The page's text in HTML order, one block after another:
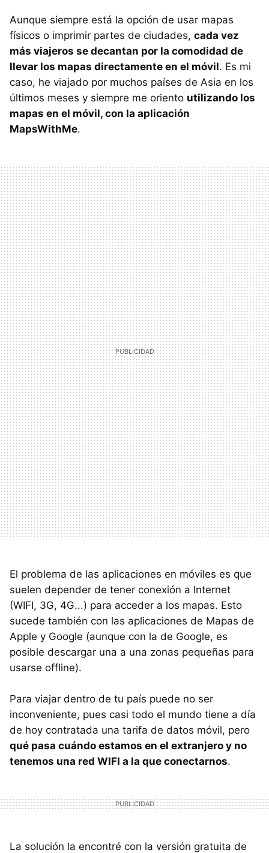
Aunque siempre está la opción de usar mapas
físicos o imprimir partes de ciudades, cada vez
más viajeros se decantan por la comodidad de
llevar los mapas directamente en el móvil. Es mi
caso, he viajado por muchos países de Asia en los
últimos meses y siempre me oriento utilizando los
mapas en el móvil, con la aplicación
MapsWithMe.
El problema de las aplicaciones en móviles es que
suelen depender de tener conexión a Internet
(WIFI, 3G, 4G...) para acceder a los mapas. Esto
sucede también con las aplicaciones de Mapas de
Apple y Google (aunque con la de Google, es
posible descargar una a una zonas pequeñas para
usarse offline).
Para viajar dentro de tu país puede no ser
inconveniente, pues casi todo el mundo tiene a día
de hoy contratada una tarifa de datos móvil, pero
qué pasa cuándo estamos en el extranjero y no
tenemos una red WIFI a la que conectarnos.
La solución la encontré con la versión gratuita de